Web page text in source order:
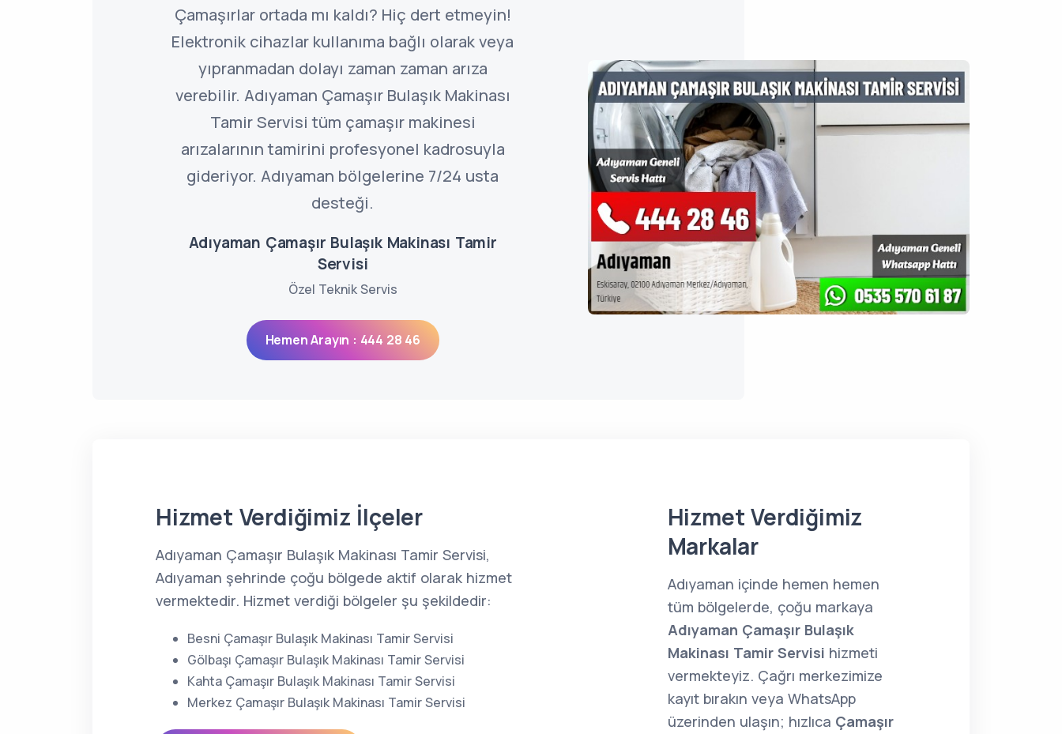
Çamaşırlar ortada mı kaldı? Hiç dert etmeyin!
Elektronik cihazlar kullanıma bağlı olarak veya
yıpranmadan dolayı zaman zaman arıza
verebilir. Adıyaman Çamaşır Bulaşık Makinası
Tamir Servisi tüm çamaşır makinesi
arızalarının tamirini profesyonel kadrosuyla
gideriyor. Adıyaman bölgelerine 7/24 usta
desteği.
Adıyaman Çamaşır Bulaşık Makinası Tamir
Servisi
Özel Teknik Servis
Hemen Arayın : 444 28 46
Hizmet Verdiğimiz İlçeler
Adıyaman Çamaşır Bulaşık Makinası Tamir Servisi,
Adıyaman şehrinde çoğu bölgede aktif olarak hizmet
vermektedir. Hizmet verdiği bölgeler şu şekildedir:
Besni Çamaşır Bulaşık Makinası Tamir Servisi
Gölbaşı Çamaşır Bulaşık Makinası Tamir Servisi
Kahta Çamaşır Bulaşık Makinası Tamir Servisi
Merkez Çamaşır Bulaşık Makinası Tamir Servisi
Hizmet Verdiğimiz
Markalar
Adıyaman içinde hemen hemen
tüm bölgelerde, çoğu markaya
Adıyaman Çamaşır Bulaşık
Makinası Tamir Servisi hizmeti
vermekteyiz. Çağrı merkezimize
kayıt bırakın veya WhatsApp
üzerinden ulaşın; hızlıca Çamaşır